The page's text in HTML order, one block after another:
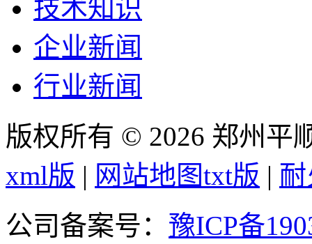
技术知识
企业新闻
行业新闻
版权所有 © 2026 郑州平
xml版 | 网站地图txt版 |
公司备案号： 豫ICP备